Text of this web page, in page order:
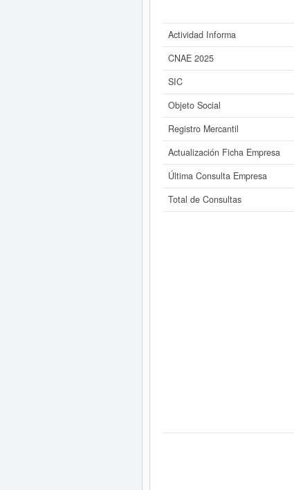
Actividad Informa
CNAE 2025
SIC
Objeto Social
Registro Mercantil
Actualización Ficha Empresa
Última Consulta Empresa
Total de Consultas